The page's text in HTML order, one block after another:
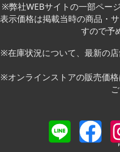
※弊社WEBサイトの一部ペー
表示価格は掲載当時の商品・
すので予
※在庫状況について、最新の
※オンラインストアの販売価